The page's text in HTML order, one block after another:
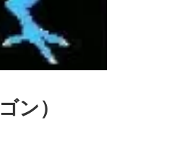
ン）